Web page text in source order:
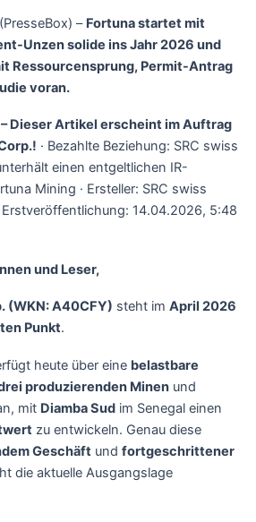
– Fortuna startet mit
Unzen solide ins Jahr 2026 und
Ressourcensprung, Permit-Antrag
voran.
Dieser Artikel erscheint im Auftrag
· Bezahlte Beziehung: SRC swiss
einen entgeltlichen IR-
Mining · Ersteller: SRC swiss
Erstveröffentlichung: 14.04.2026, 5:48
und Leser,
(WKN: A40CFY) steht im April 2026
Punkt.
heute über eine belastbare
produzierenden Minen und
mit Diamba Sud im Senegal einen
zu entwickeln. Genau diese
Geschäft und fortgeschrittener
die aktuelle Ausgangslage